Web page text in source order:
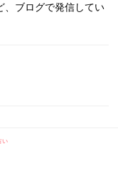
、ブログで発信してい
い